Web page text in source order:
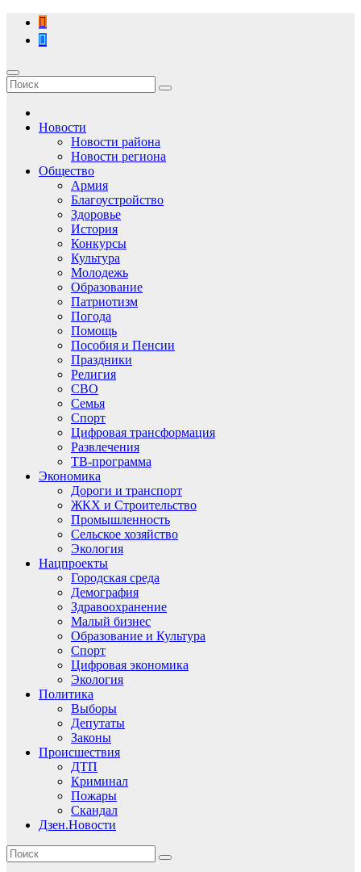
Перейти
содержимому
Новости
Новости района
Новости региона
Общество
Армия
Благоустройство
Здоровье
История
Конкурсы
Культура
Молодежь
Образование
Патриотизм
Погода
Помощь
Пособия и Пенсии
Праздники
Религия
СВО
Семья
Спорт
Цифровая трансформация
Развлечения
ТВ-программа
Экономика
Дороги и транспорт
ЖКХ и Строительство
Промышленность
Сельское хозяйство
Экология
Нацпроекты
Городская среда
Демография
Здравоохранение
Малый бизнес
Образование и Культура
Спорт
Цифровая экономика
Экология
Политика
Выборы
Депутаты
Законы
Происшествия
ДТП
Криминал
Пожары
Скандал
Дзен.Новости